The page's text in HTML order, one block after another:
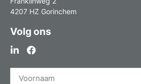
4207 HZ Gorinchem
Volg ons